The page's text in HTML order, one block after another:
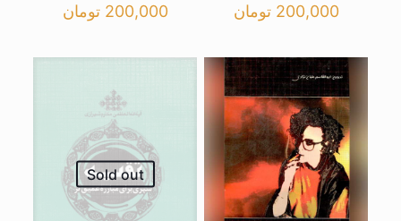
200,000 تومان 200,000 تومان
Sold out